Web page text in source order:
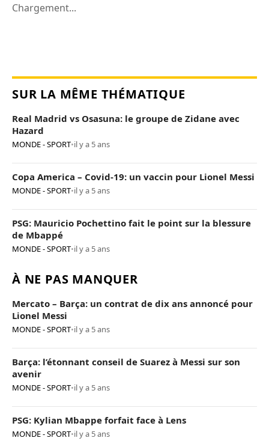
Chargement...
SUR LA MÊME THÉMATIQUE
Real Madrid vs Osasuna: le groupe de Zidane avec
Hazard
MONDE - SPORT•il y a 5 ans
Copa America – Covid-19: un vaccin pour Lionel Messi
MONDE - SPORT•il y a 5 ans
PSG: Mauricio Pochettino fait le point sur la blessure
de Mbappé
MONDE - SPORT•il y a 5 ans
À NE PAS MANQUER
Mercato – Barça: un contrat de dix ans annoncé pour
Lionel Messi
MONDE - SPORT•il y a 5 ans
Barça: l’étonnant conseil de Suarez à Messi sur son
avenir
MONDE - SPORT•il y a 5 ans
PSG: Kylian Mbappe forfait face à Lens
MONDE - SPORT•il y a 5 ans